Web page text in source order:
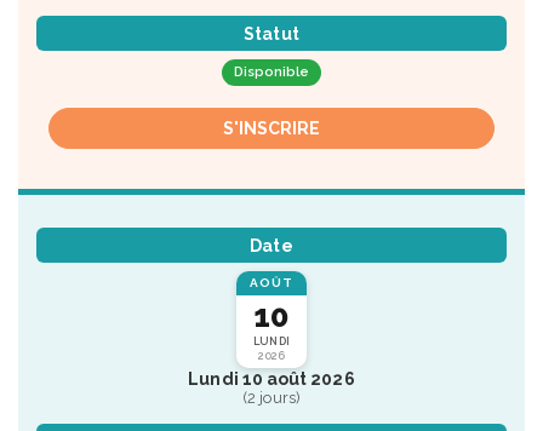
Statut
Disponible
S'INSCRIRE
Date
AOÛT
10
LUNDI
2026
Lundi 10 août 2026
(2 jours)